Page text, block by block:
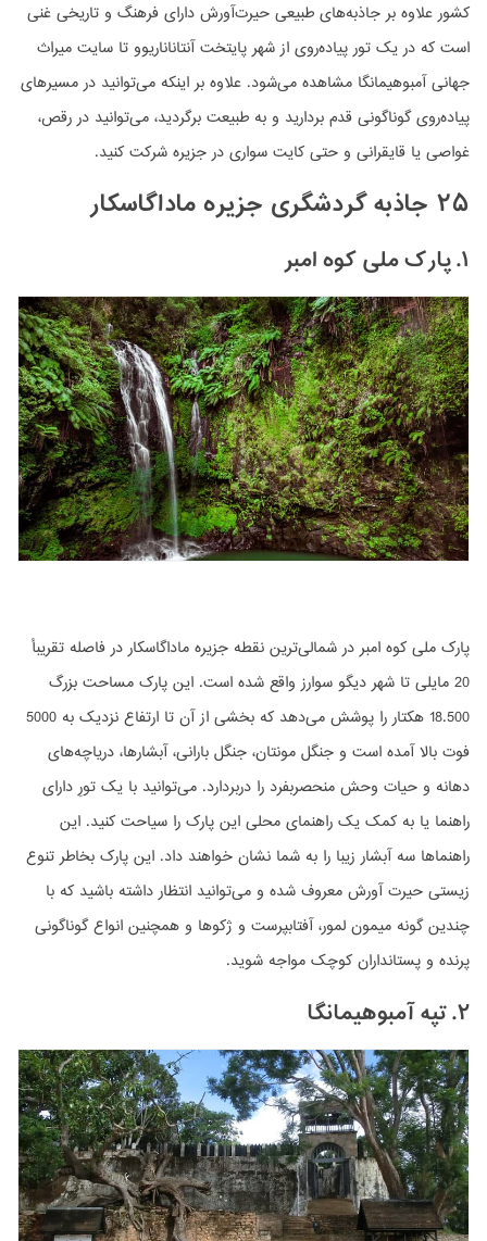
کشور علاوه بر جاذبه‌های طبیعی حیرت‌آورش دارای فرهنگ و تاریخی غنی
است که در یک تور پیاده‌روی از شهر پایتخت آنتاناناریوو تا سایت میراث
جهانی آمبوهیمانگا مشاهده می‌شود. علاوه بر اینکه می‌توانید در مسیرهای
پیاده‌روی گوناگونی قدم بردارید و به طبیعت برگردید، می‌توانید در رقص،
غواصی یا قایقرانی و حتی کایت سواری در جزیره شرکت کنید.
۲۵ جاذبه گردشگری جزیره ماداگاسکار
۱. پارک ملی کوه امبر
پارک ملی کوه امبر در شمالی‌ترین نقطه جزیره ماداگاسکار در فاصله تقریبأ
20 مایلی تا شهر دیگو سوارز واقع شده است. این پارک مساحت بزرگ
18.500 هکتار را پوشش می‌دهد که بخشی از آن تا ارتفاع نزدیک به 5000
فوت بالا آمده است و جنگل مونتان، جنگل بارانی، آبشارها، دریاچه‌های
دهانه و حیات وحش منحصربفرد را دربردارد. می‌توانید با یک تورِ دارای
راهنما یا به کمک یک راهنمای محلی این پارک را سیاحت کنید. این
راهنماها سه آبشار زیبا را به شما نشان خواهند داد. این پارک بخاطر تنوع
زیستی حیرت آورش معروف شده و می‌توانید انتظار داشته باشید که با
چندین گونه میمون لمور، آفتابپرست و ژکوها و همچنین انواع گوناگونی
پرنده و پستانداران کوچک مواجه شوید.
۲. تپه آمبوهیمانگا